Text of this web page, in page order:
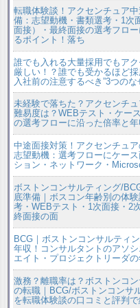
転職体験談！アクセンチュア
備：志望動機・書類選考・1次
面接）・最終面接の選考フロ
るポイント！落ち
誰でも入れる大量採用でもア
厳しい！？誰でも受かるほど
入社前の注意するべき”3つのな
未経験で落ちた？アクセンチ
難易度は？WEBテスト・ケー
の選考フローに沿った倍率と
中途面接対策！アクセンチュ
志望動機：選考フローにケー
ション・ネットワーク・
ボストンコンサルティング/
底準備｜ボスコン年齢別の体
考・WEBテスト・1次面接・2
終面接の面
BCG｜ボストンコンサルティ
年収！コンサルタントのアソ
エイト・プロジェクトリーダ
激務？離職率は？ボストンコ
の転職｜BCG/ボストンコンサ
を転職体験談の口コミと評判で